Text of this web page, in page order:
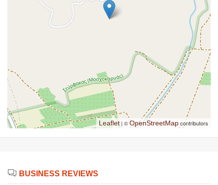
Leaflet | ©OpenStreetMapcontributors
BUSINESS REVIEWS